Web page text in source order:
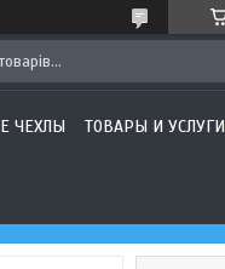
ЧЕХЛЫ ТОВАРЫ И УСЛУГИ